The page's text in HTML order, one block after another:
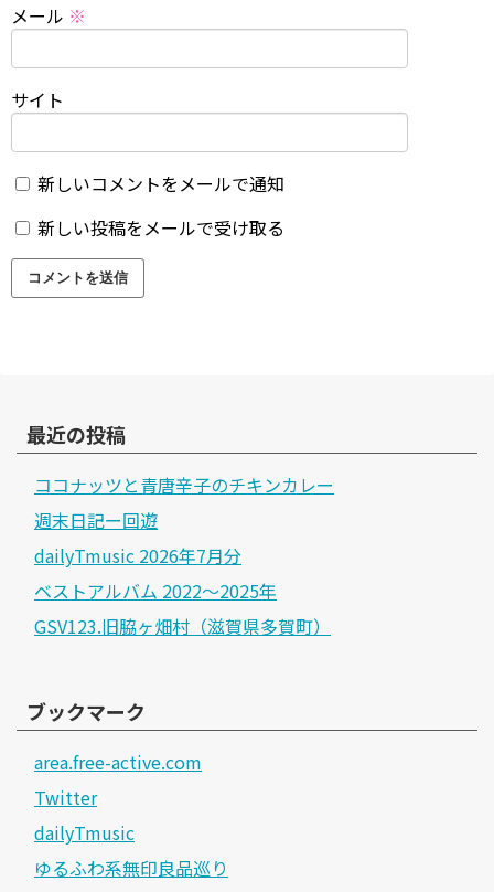
メール ※
サイト
新しいコメントをメールで通知
新しい投稿をメールで受け取る
最近の投稿
ココナッツと青唐辛子のチキンカレー
週末日記ー回遊
dailyTmusic 2026年7月分
ベストアルバム 2022～2025年
GSV123.旧脇ヶ畑村（滋賀県多賀町）
ブックマーク
area.free-active.com
Twitter
dailyTmusic
ゆるふわ系無印良品巡り